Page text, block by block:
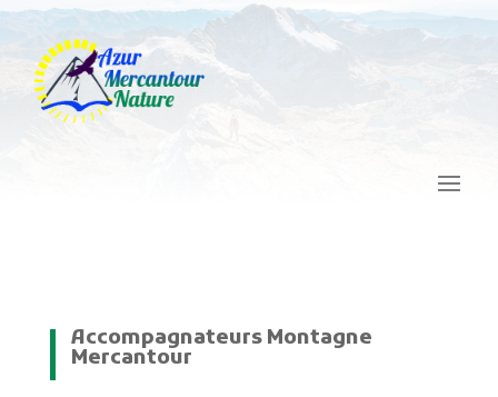
Accompagnateurs Montagne
Mercantour